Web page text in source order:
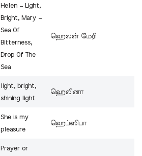
Helen – Light,
Bright, Mary –
Sea Of
Bitterness,
Drop Of The
Sea
ஹெலன் மேரி
light, bright,
shining light
ஹெலினா
She is my
pleasure
ஹெப்ஸிபா
Prayer or